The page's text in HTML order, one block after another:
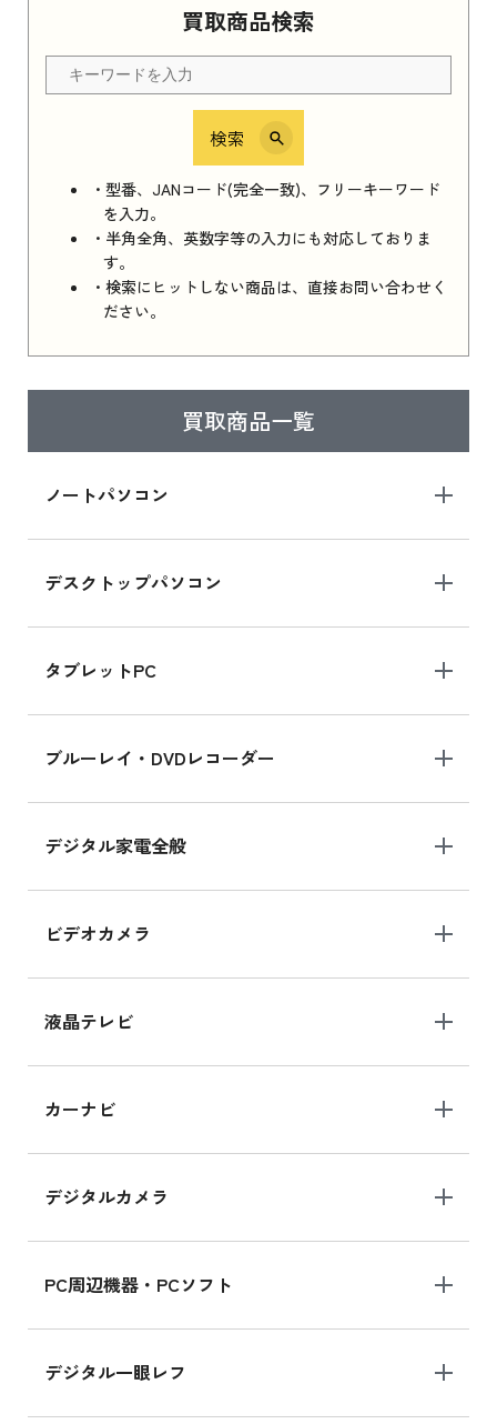
買取商品検索
検索
・型番、JANコード(完全一致)、フリーキーワード
を入力。
・半角全角、英数字等の入力にも対応しておりま
す。
・検索にヒットしない商品は、直接お問い合わせく
ださい。
買取商品一覧
ノートパソコン
デスクトップパソコン
タブレットPC
ブルーレイ・DVDレコーダー
デジタル家電全般
ビデオカメラ
液晶テレビ
カーナビ
デジタルカメラ
PC周辺機器・PCソフト
デジタル一眼レフ
Apple Watch Series 11 2025 新品買取価格はこ
ちら
iPhone 16e シリーズ 2025
iPhone 16e シリーズ 2025 新品買取価格はこち
ら
iPad 11インチ 2025年春モデル
はこちら
ら
iPad mini シリーズ 2024
iPad mini 8.3インチ の新品買取価格
iPhone 16 シリーズ
iPhone 16 の新品買取価格
iPad Air 11インチ シリーズ
iPad Air 11インチ の新品買取価格
iPhone 15 128GB シリーズ
iPhone 15 128GB の新品買取価格
MK2K3J/Aの新品買取価格はこちら